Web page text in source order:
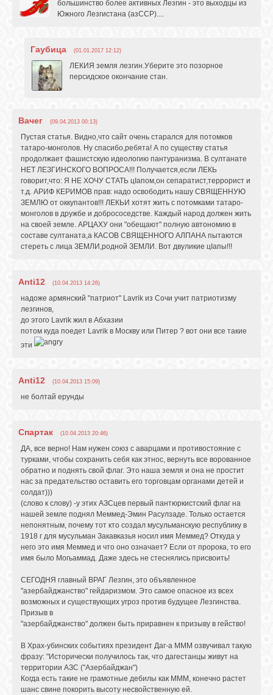
большинство более активных Лезгин - это выходцы из
Южного Лезгистана (азССР)....
Гаубица (01.01.2017 12:12)
ЛЕКИЯ земля лезгин.Уберите это позорное
персидское окончание стан.
Вачег (09.04.2013 00:13)
Пустая статья. Видно,что сайт очень старался для потомков
татаро-монголов. Ну спасибо,ребята! А по существу статья
продолжает фашистскую идеологию пантуранизма. В султанате
НЕТ ЛЕЗГИНСКОГО ВОПРОСА!!! Получается,если ЛЕКЬ
говорит,что: Я НЕ ХОЧУ СТАТЬ цIапом,он сепаратист,террорист и
т.д. АРИФ КЕРИМОВ прав: надо освободить нашу СВЯЩЕННУЮ
ЗЕМЛЮ от оккупантов!!! ЛЕКЬИ хотят жить с потомками татаро-
монголов в дружбе и добрососедстве. Каждый народ должен жить
на своей земле. АРЦАХУ они "обещают" полную автономию в
составе султаната,а КАСОВ СВЯЩЕННОГО АЛПАНА пытаются
стереть с лица ЗЕМЛИ,родной ЗЕМЛИ. Вот двуликие цIапы!!!
Anti12 (10.04.2013 14:26)
надоже армянский "патриот" Lavrik из Сочи учит патриотизму
лезгинов,
до этого Lavrik жил в Абхазии
потом куда поедет Lavrik в Москву или Питер ? вот они все такие
эти
Anti12 (10.04.2013 15:09)
не болтай ерунды
Спартак (10.04.2013 20:46)
ДА, все верно! Нам нужен союз с аварцами и противостояние с
турками, чтобы сохранить себя как этнос, вернуть все ворованное
обратно и поднять свой флаг. Это наша земля и она не простит
нас за предательство оставить его торговцам органами детей и
солдат)))
(слово к слову) -у этих АЗСцев первый пантюркистский флаг на
нашей земле поднял Меммед-Эмин Расулзаде. Только остается
непонятным, почему тот кто создал мусульманскую республику в
1918 г для мусульман Закавказья носил имя Меммед? Откуда у
него это имя Меммед и что оно означает? Если от пророка, то его
имя было Могьаммад. Даже здесь не стеснялись присвоить!
СЕГОДНЯ главный ВРАГ Лезгин, это объявленное
"азербайджанство" гейдаризмом. Это самое опасное из всех
возможных и существующих угроз против будущее Лезгинства.
Призыв в
"азербайджанство" должен быть приравнен к призыву в гейство!
В Храх-убинских событиях президент Даг-а МММ озвучивал такую
фразу: "Исторически получилось так, что дагестанцы живут на
территории АЗС ("Азербайджан")
Когда есть такие не грамотные дебилы как МММ, конечно растет
шанс свине покорить высоту несвойственную ей.